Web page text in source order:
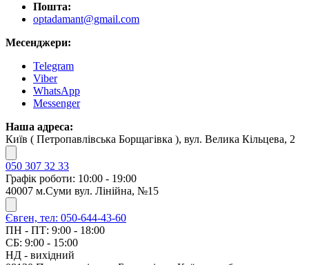
Пошта:
optadamant@gmail.com
Месенджери:
Telegram
Viber
WhatsApp
Messenger
Наша адреса:
Київ ( Петропавлівська Борщагівка ), вул. Велика Кільцева, 2
050 307 32 33
Графік роботи: 10:00 - 19:00
40007 м.Суми вул. Лінійна, №15
Євген, тел: 050-644-43-60
ПН - ПТ: 9:00 - 18:00
СБ: 9:00 - 15:00
НД - вихідний